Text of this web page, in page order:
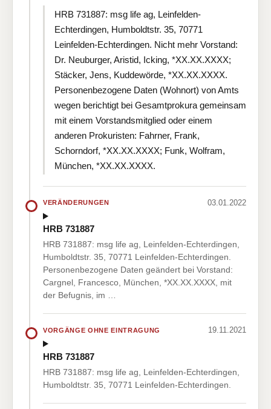
HRB 731887: msg life ag, Leinfelden-
Echterdingen, Humboldtstr. 35, 70771
Leinfelden-Echterdingen. Nicht mehr Vorstand:
Dr. Neuburger, Aristid, Icking, *XX.XX.XXXX;
Stäcker, Jens, Kuddewörde, *XX.XX.XXXX.
Personenbezogene Daten (Wohnort) von Amts
wegen berichtigt bei Gesamtprokura gemeinsam
mit einem Vorstandsmitglied oder einem
anderen Prokuristen: Fahrner, Frank,
Schorndorf, *XX.XX.XXXX; Funk, Wolfram,
München, *XX.XX.XXXX.
VERÄNDERUNGEN 03.01.2022
HRB 731887
HRB 731887: msg life ag, Leinfelden-Echterdingen,
Humboldtstr. 35, 70771 Leinfelden-Echterdingen.
Personenbezogene Daten geändert bei Vorstand:
Cargnel, Francesco, München, *XX.XX.XXXX, mit
der Befugnis, im …
VORGÄNGE OHNE EINTRAGUNG 19.11.2021
HRB 731887
HRB 731887: msg life ag, Leinfelden-Echterdingen,
Humboldtstr. 35, 70771 Leinfelden-Echterdingen.